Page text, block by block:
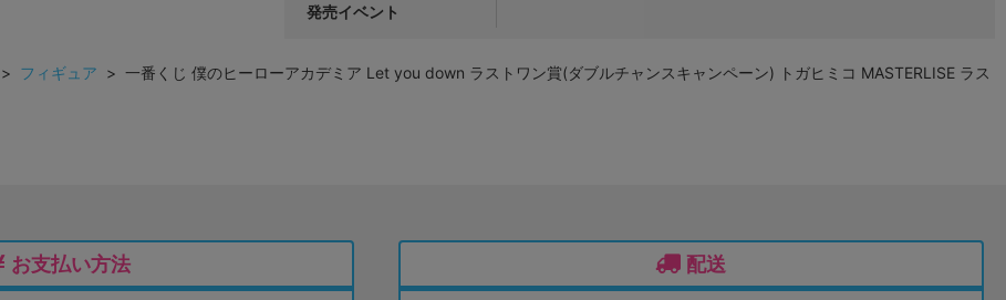
発売イベント
> フィギュア > 一番くじ 僕のヒーローアカデミア Let you down ラストワン賞(ダブルチャンスキャンペーン) トガヒミコ MASTERLISE ラス
お支払い方法 配送